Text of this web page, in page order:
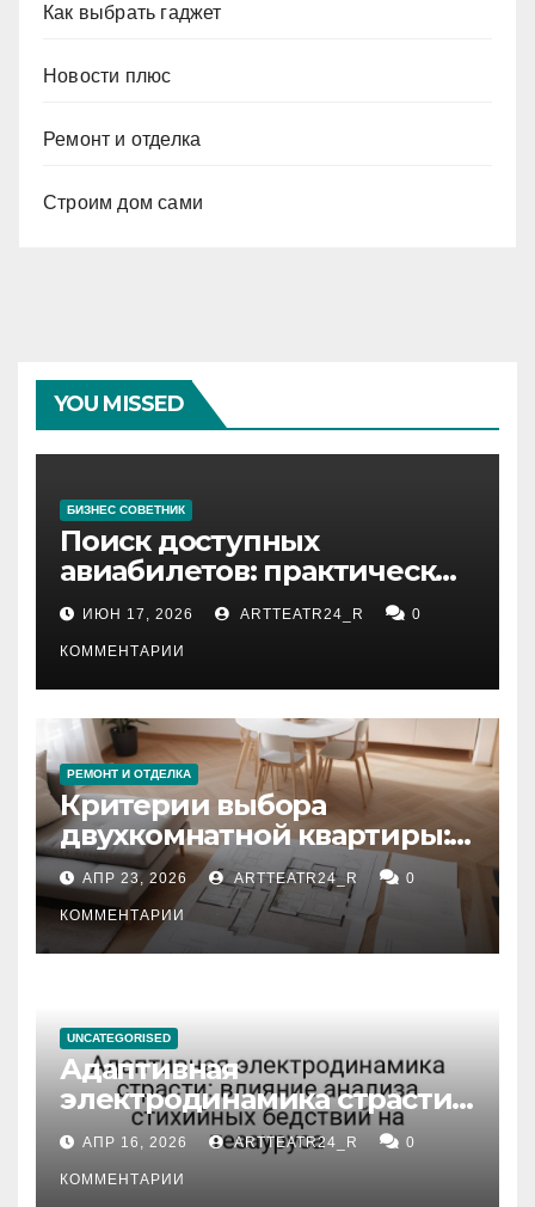
Как выбрать гаджет
Новости плюс
Ремонт и отделка
Строим дом сами
YOU MISSED
БИЗНЕС СОВЕТНИК
Поиск доступных
авиабилетов: практические
рекомендации
ИЮН 17, 2026 ARTTEATR24_R 0
КОММЕНТАРИИ
РЕМОНТ И ОТДЕЛКА
Критерии выбора
двухкомнатной квартиры:
планировка, площадь,
состояние и документация
АПР 23, 2026 ARTTEATR24_R 0
КОММЕНТАРИИ
UNCATEGORISED
Адаптивная
электродинамика страсти:
влияние анализа
стихийных бедствий на
тезауруса
АПР 16, 2026 ARTTEATR24_R 0
КОММЕНТАРИИ